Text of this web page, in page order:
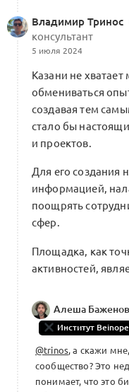
Владимир Тринос
консультант
5 июля 2024
Казани не
обмениваться
создавая тем
стало бы
и проектов.
Для его создания
информацией,
поощрять
сфер.
Площадка, как
активностей,
Алеша Баженов
Институт
@trinos, а скажи
сообщество? Это
понимает, что это